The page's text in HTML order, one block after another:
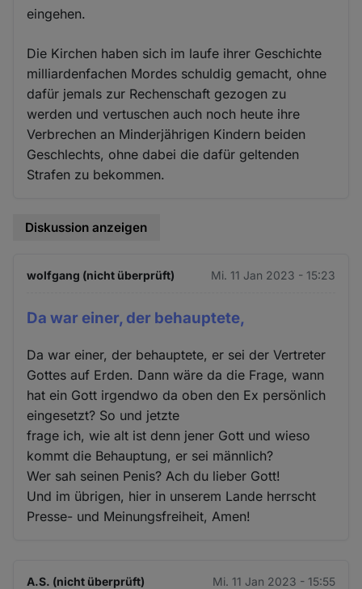
eingehen.
Die Kirchen haben sich im laufe ihrer Geschichte
milliardenfachen Mordes schuldig gemacht, ohne
dafür jemals zur Rechenschaft gezogen zu
werden und vertuschen auch noch heute ihre
Verbrechen an Minderjährigen Kindern beiden
Geschlechts, ohne dabei die dafür geltenden
Strafen zu bekommen.
Diskussion anzeigen
wolfgang (nicht überprüft) Mi. 11 Jan 2023 - 15:23
Da war einer, der behauptete,
Da war einer, der behauptete, er sei der Vertreter
Gottes auf Erden. Dann wäre da die Frage, wann
hat ein Gott irgendwo da oben den Ex persönlich
eingesetzt? So und jetzte
frage ich, wie alt ist denn jener Gott und wieso
kommt die Behauptung, er sei männlich?
Wer sah seinen Penis? Ach du lieber Gott!
Und im übrigen, hier in unserem Lande herrscht
Presse- und Meinungsfreiheit, Amen!
A.S. (nicht überprüft) Mi. 11 Jan 2023 - 15:55